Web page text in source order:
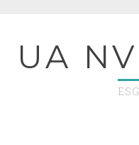
UA